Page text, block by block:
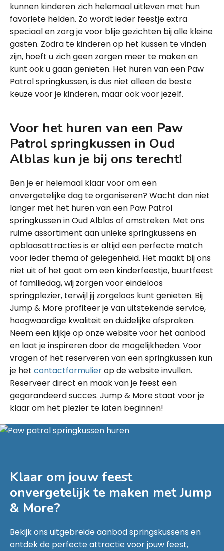
kunnen kinderen zich helemaal uitleven met hun
favoriete helden. Zo wordt ieder feestje extra
speciaal en zorg je voor blije gezichten bij alle kleine
gasten. Zodra te kinderen op het kussen te vinden
zijn, hoeft u zich geen zorgen meer te maken en
kunt ook u gaan genieten. Het huren van een Paw
Patrol springkussen, is dus niet alleen de beste
keuze voor je kinderen, maar ook voor jezelf.
Voor het huren van een Paw
Patrol springkussen in Oud
Alblas kun je bij ons terecht!
Ben je er helemaal klaar voor om een
onvergetelijke dag te organiseren? Wacht dan niet
langer met het huren van een Paw Patrol
springkussen in Oud Alblas of omstreken. Met ons
ruime assortiment aan unieke springkussens en
opblaasattracties is er altijd een perfecte match
voor ieder thema of gelegenheid. Het maakt bij ons
niet uit of het gaat om een kinderfeestje, buurtfeest
of familiedag, wij zorgen voor eindeloos
springplezier, terwijl jij zorgeloos kunt genieten. Bij
Jump & More profiteer je van uitstekende service,
hoogwaardige kwaliteit en duidelijke afspraken.
Neem een kijkje op onze website voor het aanbod
en laat je inspireren door de mogelijkheden. Voor
vragen of het reserveren van een springkussen kun
je het contactformulierop de website invullen.
Reserveer direct en maak van je feest een
gegarandeerd succes. Jump & More staat voor je
klaar om het plezier te laten beginnen!
Klaar om jouw feest
onvergetelijk te maken metJump
& More?
Bekijk ons uitgebreide aanbod springskussens en
ontdek de perfecte attractie voor jouw feest,